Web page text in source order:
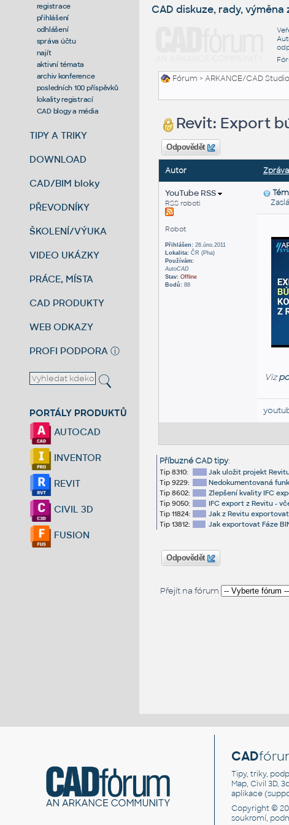
registrace
přihlášení
odhlášení
správa účtu
najít
aktivní témata
archiv konference
posledních 100 příspěvků
lokality registrací
CAD blogy a média
TIPY A TRIKY
DOWNLOAD
CAD/BIM bloky
PŘEVODNÍKY
ŠKOLENÍ/VÝUKA
VIDEO UKÁZKY
PRÁCE, MÍSTA
CAD PRODUKTY
WEB ODKAZY
PROFI PODPORA ⓘ
PORTÁLY PRODUKTŮ
AUTOCAD
INVENTOR
REVIT
CIVIL 3D
FUSION
CAD diskuze, rady, výměna
Fórum >ARKANCE/CAD Studio
Revit: Export
Odpovědět
Autor Zpráva
YouTube RSS
RSS roboti
Robot
Přihlášen:26.úno.2011
Lokalita:ČR (Pha)
Používám:
AutoCAD
Stav: Offline
Bodů:88
Viz
Příbuzné CAD tipy:
Tip 8310:
Jak uložit projekt
Tip 9229:
Nedokumentovaná
Tip 8602:
Zlepšení kvality IFC
Tip 9050:
IFC export z Revitu -
Tip 11824:
Jak z Revitu
Tip 13812:
Jak exportovat Fáze
Odpovědět
Přejít na fórum
CAD
Tipy, triky,
Map, Civil 3D,
aplikace
Copyright ©
soukromí,